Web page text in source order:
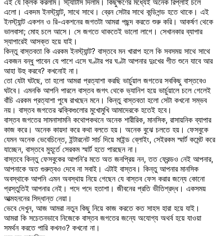
এলো। একদম ইনস্ট্যান্ট, সাথে সাথে। ব্রেন সেটার সাথে কন্ডিশন্ড হতে থাকে। এই
ইনস্ট্যান্ট একশন ও রি-একশনের জগতটা আমরা পছন্দ করতে শুরু করি। আকর্ষণ থেকে
ভালবাসা; মোহ চলে আসে। সে জগতে থাকতেই ভালো লাগে। সেখানকার ব্যাপার
স্যাপারেই আসক্ত হয়ে যাই।
কিন্তু বাস্তবতা কি এরকম ইনস্ট্যান্ট? বাস্তবে মন খারাপ হলে কি সবসময় সাথে সাথে
একজন বন্ধু পাবেন যে পাশে এসে ঘণ্টার পর ঘণ্টা আপনার দুঃখের গীত শুনে যাবে আর
আহা উহু করবে? কখনোই না।
তো যেটা ঘটছে, তা হলো আমরা প্রত্যাশা করছি ভার্চুয়াল জগতের সবকিছু বাস্তবেও
ঘটবে। এমনকি আপনি পারলে বাস্তব জগৎ থেকে ভ্যানিশ হয়ে ভার্চুয়ালে চলে গেলেই
বাঁচি এরকম প্রত্যাশা পুষে রাখছেন মনে। কিন্তু বাস্তবতা হলো সেটা কখনো সম্ভব
নয়। বাস্তব জগতের ঝক্কিগুলোর মুখোমুখি আমাদেরকে হতেই হবে।
বাস্তব জগতের সামনাসামনি কথোপকথনে অনেক শারীরিক, মানসিক, রাসায়নিক ব্যাপার
কাজ করে। অনেক কায়দা করে কথা বলতে হয়। অনেক বুঝে চলতে হয়। ফেসবুকে
যেমন অনেক ভেবেচিন্তে, ইন্টারনেট সার্চ দিয়ে মাইন্ড ব্লোইং, সেইরকম স্মার্ট কমেন্ট করে
যাচ্ছেন, বাস্তবে মুহূর্তে সেরকম স্মার্ট হতে পারছেন না।
বাস্তবে কিন্তু ফেসবুকের আপনি’র মতে অত জনপ্রিয় নন, তত ফ্রেন্ডও নেই আপনার,
আপনাকে অত গুরুত্বও দেবে না সবাই। এটাই বাস্তব। কিন্তু আপনার মানসিক
অবস্থাকে আপনি এমন অবস্থায় নিয়ে গেছেন যে বাস্তব ফেস করার জন্যে কোনো
প্রস্তুতিই আপনার নেই। পদে পদে হতাশা। জীবনের প্রতি ভীতিশ্রদ্ধ। একসময়
আত্মহননের সিদ্ধান্ত নেয়া।
ভেবে দেখুন, আজ আমরা নতুন কিছু নিয়ে কাজ করতে কত সাহস হারা হয়ে যাই।
আমরা কি সচেতনভাবে নিজেকে বাস্তব জগতের জন্যে অযোগ্য অথর্ব হয়ে যাওয়া
সমর্থন করতে পারি কখনও? কখনো না।